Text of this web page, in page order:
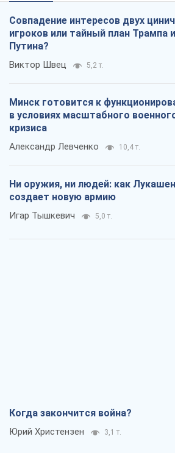
Совпадение интересов двух
игроков или тайный план Трампа и
Путина?
Виктор Швец 5,2 т.
Минск готовится к
в условиях масштабного
кризиса
Александр Левченко 10,4 т.
Ни оружия, ни людей: как
создает новую армию
Игар Тышкевич 5,0 т.
Когда закончится война?
Юрий Христензен 3,1 т.